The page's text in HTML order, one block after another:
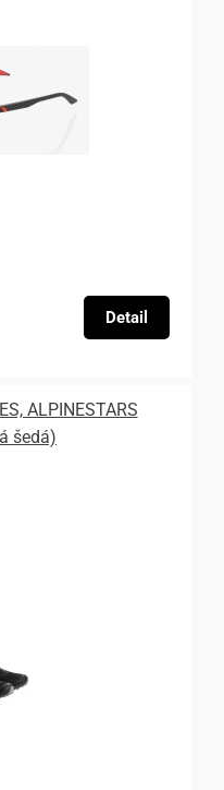
Detail
ALPINESTARS
šedá)